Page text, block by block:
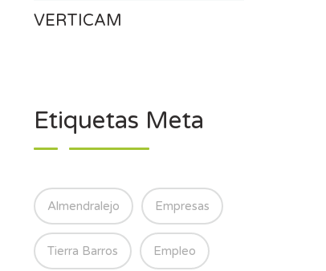
VERTICAM
Etiquetas Meta
Almendralejo Empresas
Tierra Barros Empleo